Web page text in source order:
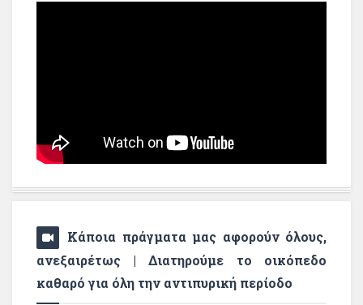
Κάποια πράγματα μας αφορούν όλους,
ανεξαιρέτως | Διατηρούμε το οικόπεδο
καθαρό για όλη την αντιπυρική περίοδο